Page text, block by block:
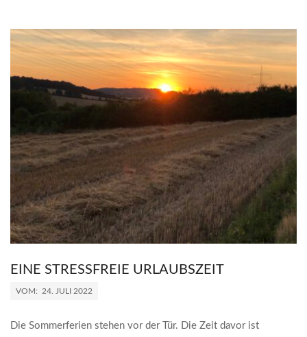
EINE STRESSFREIE URLAUBSZEIT
2022-
24
VOM: 24. JULI 2022
Die Sommerferien stehen vor der Tür. Die Zeit davor ist